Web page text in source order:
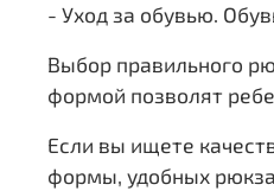
- Уход за обувью.
Выбор правильного
формой позволят
Если вы ищете
формы, удобных